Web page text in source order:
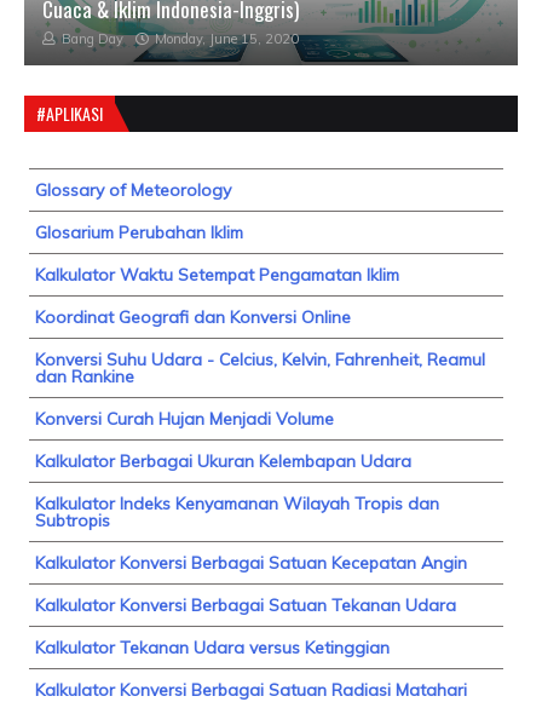
Cuaca & Iklim Indonesia-Inggris)
Bang Day Monday, June 15, 2020
#APLIKASI
Glossary of Meteorology
Glosarium Perubahan Iklim
Kalkulator Waktu Setempat Pengamatan Iklim
Koordinat Geografi dan Konversi Online
Konversi Suhu Udara - Celcius, Kelvin, Fahrenheit, Reamul
dan Rankine
Konversi Curah Hujan Menjadi Volume
Kalkulator Berbagai Ukuran Kelembapan Udara
Kalkulator Indeks Kenyamanan Wilayah Tropis dan
Subtropis
Kalkulator Konversi Berbagai Satuan Kecepatan Angin
Kalkulator Konversi Berbagai Satuan Tekanan Udara
Kalkulator Tekanan Udara versus Ketinggian
Kalkulator Konversi Berbagai Satuan Radiasi Matahari